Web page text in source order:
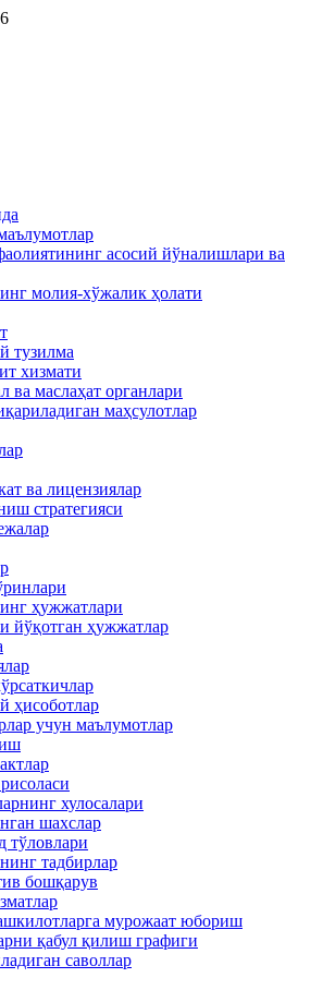
асосий йўналишлари ва
молия-хўжалик ҳолати
тузилма
хизмати
ва маслаҳат органлари
маҳсулотлар
ва лицензиялар
стратегияси
ҳужжатлари
йўқотган ҳужжатлар
ҳисоботлар
учун маълумотлар
хулосалари
шахслар
тўловлари
тадбирлар
бошқарув
мурожаат юбориш
қабул қилиш графиги
саволлар